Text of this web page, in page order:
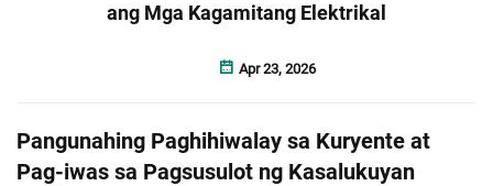
Mga Solusyon
Makipag-ugnayan sa Amin
ang Mga Kagamitang Elektrikal
Apr 23, 2026
Pangunahing Paghihiwalay sa Kuryente at
Pag-iwas sa Pagsusulot ng Kasalukuyan